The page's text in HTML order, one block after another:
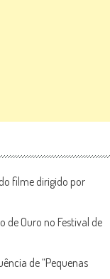
filme dirigido por
Ouro no Festival de
de “Pequenas